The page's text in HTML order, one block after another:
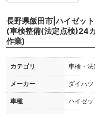
長野県飯田市|ハイゼッ
(車検整備(法定点検)24
作業)
カテゴリ 車検・法
メーカー ダイハツ
車種 ハイゼッ